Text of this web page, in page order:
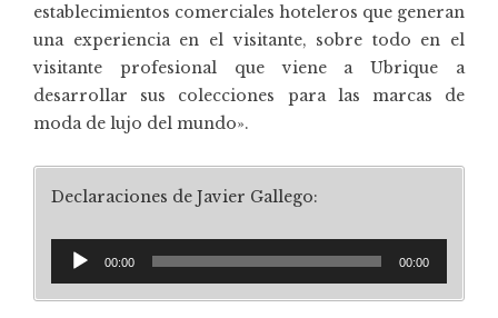
establecimientos comerciales hoteleros que generan
una experiencia en el visitante, sobre todo en el
visitante profesional que viene a Ubrique a
desarrollar sus colecciones para las marcas de
moda de lujo del mundo».
Declaraciones de Javier Gallego:
Reproductor
de
audio
00:00 00:00